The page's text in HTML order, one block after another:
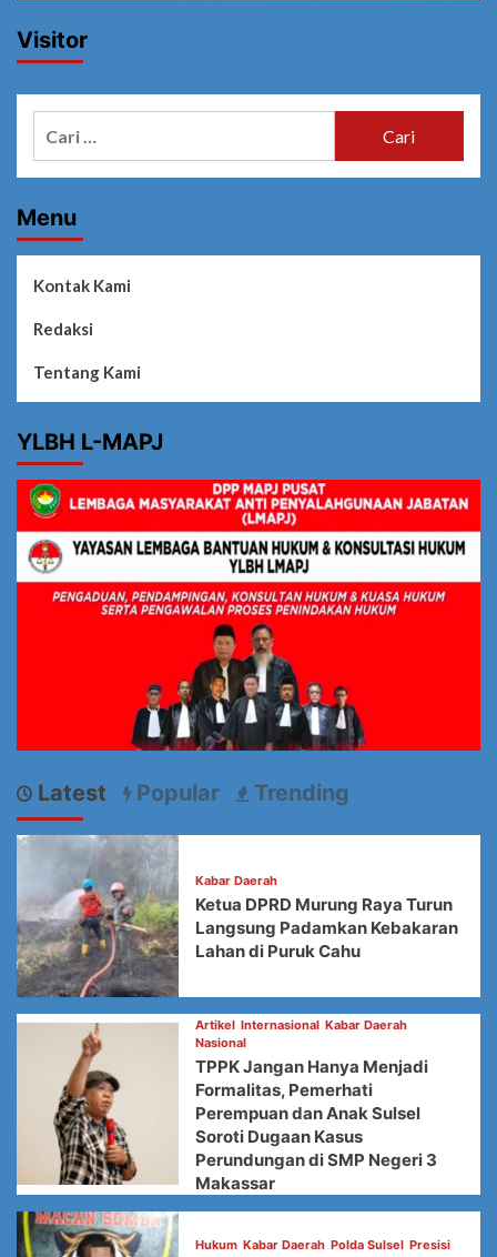
Visitor
Menu
Kontak Kami
Redaksi
Tentang Kami
YLBH L-MAPJ
Latest Popular Trending
Kabar Daerah
Ketua DPRD Murung Raya Turun
Langsung Padamkan Kebakaran
Lahan di Puruk Cahu
Artikel Internasional Kabar Daerah
Nasional
TPPK Jangan Hanya Menjadi
Formalitas, Pemerhati
Perempuan dan Anak Sulsel
Soroti Dugaan Kasus
Perundungan di SMP Negeri 3
Makassar
Hukum Kabar Daerah Polda Sulsel Presisi